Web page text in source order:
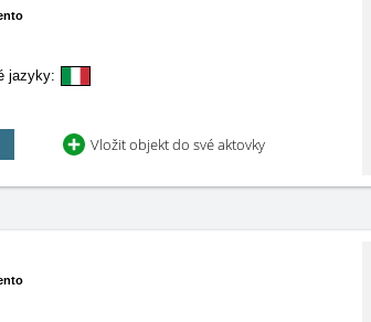
jazyky:
Vložit objekt do své aktovky